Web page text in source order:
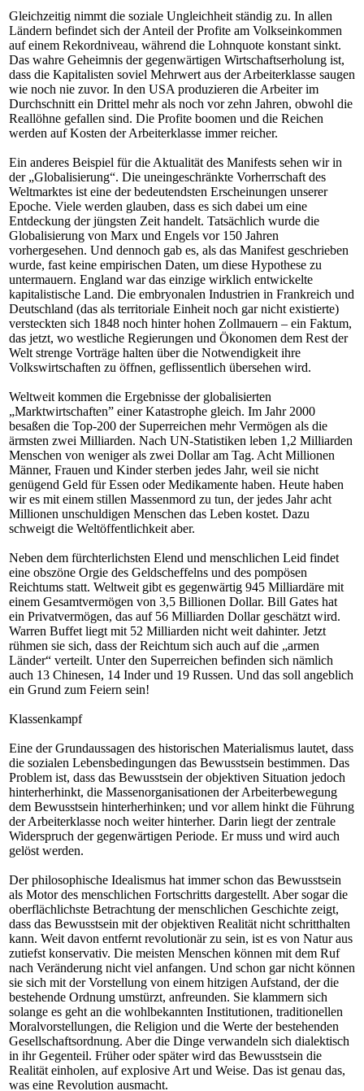
Gleichzeitig nimmt die soziale Ungleichheit ständig zu. In allen
Ländern befindet sich der Anteil der Profite am Volkseinkommen
auf einem Rekordniveau, während die Lohnquote konstant sinkt.
Das wahre Geheimnis der gegenwärtigen Wirtschaftserholung ist,
dass die Kapitalisten soviel Mehrwert aus der Arbeiterklasse saugen
wie noch nie zuvor. In den USA produzieren die Arbeiter im
Durchschnitt ein Drittel mehr als noch vor zehn Jahren, obwohl die
Reallöhne gefallen sind. Die Profite boomen und die Reichen
werden auf Kosten der Arbeiterklasse immer reicher.
Ein anderes Beispiel für die Aktualität des Manifests sehen wir in
der „Globalisierung“. Die uneingeschränkte Vorherrschaft des
Weltmarktes ist eine der bedeutendsten Erscheinungen unserer
Epoche. Viele werden glauben, dass es sich dabei um eine
Entdeckung der jüngsten Zeit handelt. Tatsächlich wurde die
Globalisierung von Marx und Engels vor 150 Jahren
vorhergesehen. Und dennoch gab es, als das Manifest geschrieben
wurde, fast keine empirischen Daten, um diese Hypothese zu
untermauern. England war das einzige wirklich entwickelte
kapitalistische Land. Die embryonalen Industrien in Frankreich und
Deutschland (das als territoriale Einheit noch gar nicht existierte)
versteckten sich 1848 noch hinter hohen Zollmauern – ein Faktum,
das jetzt, wo westliche Regierungen und Ökonomen dem Rest der
Welt strenge Vorträge halten über die Notwendigkeit ihre
Volkswirtschaften zu öffnen, geflissentlich übersehen wird.
Weltweit kommen die Ergebnisse der globalisierten
„Marktwirtschaften” einer Katastrophe gleich. Im Jahr 2000
besaßen die Top-200 der Superreichen mehr Vermögen als die
ärmsten zwei Milliarden. Nach UN-Statistiken leben 1,2 Milliarden
Menschen von weniger als zwei Dollar am Tag. Acht Millionen
Männer, Frauen und Kinder sterben jedes Jahr, weil sie nicht
genügend Geld für Essen oder Medikamente haben. Heute haben
wir es mit einem stillen Massenmord zu tun, der jedes Jahr acht
Millionen unschuldigen Menschen das Leben kostet. Dazu
schweigt die Weltöffentlichkeit aber.
Neben dem fürchterlichsten Elend und menschlichen Leid findet
eine obszöne Orgie des Geldscheffelns und des pompösen
Reichtums statt. Weltweit gibt es gegenwärtig 945 Milliardäre mit
einem Gesamtvermögen von 3,5 Billionen Dollar. Bill Gates hat
ein Privatvermögen, das auf 56 Milliarden Dollar geschätzt wird.
Warren Buffet liegt mit 52 Milliarden nicht weit dahinter. Jetzt
rühmen sie sich, dass der Reichtum sich auch auf die „armen
Länder“ verteilt. Unter den Superreichen befinden sich nämlich
auch 13 Chinesen, 14 Inder und 19 Russen. Und das soll angeblich
ein Grund zum Feiern sein!
Klassenkampf
Eine der Grundaussagen des historischen Materialismus lautet, dass
die sozialen Lebensbedingungen das Bewusstsein bestimmen. Das
Problem ist, dass das Bewusstsein der objektiven Situation jedoch
hinterherhinkt, die Massenorganisationen der Arbeiterbewegung
dem Bewusstsein hinterherhinken; und vor allem hinkt die Führung
der Arbeiterklasse noch weiter hinterher. Darin liegt der zentrale
Widerspruch der gegenwärtigen Periode. Er muss und wird auch
gelöst werden.
Der philosophische Idealismus hat immer schon das Bewusstsein
als Motor des menschlichen Fortschritts dargestellt. Aber sogar die
oberflächlichste Betrachtung der menschlichen Geschichte zeigt,
dass das Bewusstsein mit der objektiven Realität nicht schritthalten
kann. Weit davon entfernt revolutionär zu sein, ist es von Natur aus
zutiefst konservativ. Die meisten Menschen können mit dem Ruf
nach Veränderung nicht viel anfangen. Und schon gar nicht können
sie sich mit der Vorstellung von einem hitzigen Aufstand, der die
bestehende Ordnung umstürzt, anfreunden. Sie klammern sich
solange es geht an die wohlbekannten Institutionen, traditionellen
Moralvorstellungen, die Religion und die Werte der bestehenden
Gesellschaftsordnung. Aber die Dinge verwandeln sich dialektisch
in ihr Gegenteil. Früher oder später wird das Bewusstsein die
Realität einholen, auf explosive Art und Weise. Das ist genau das,
was eine Revolution ausmacht.